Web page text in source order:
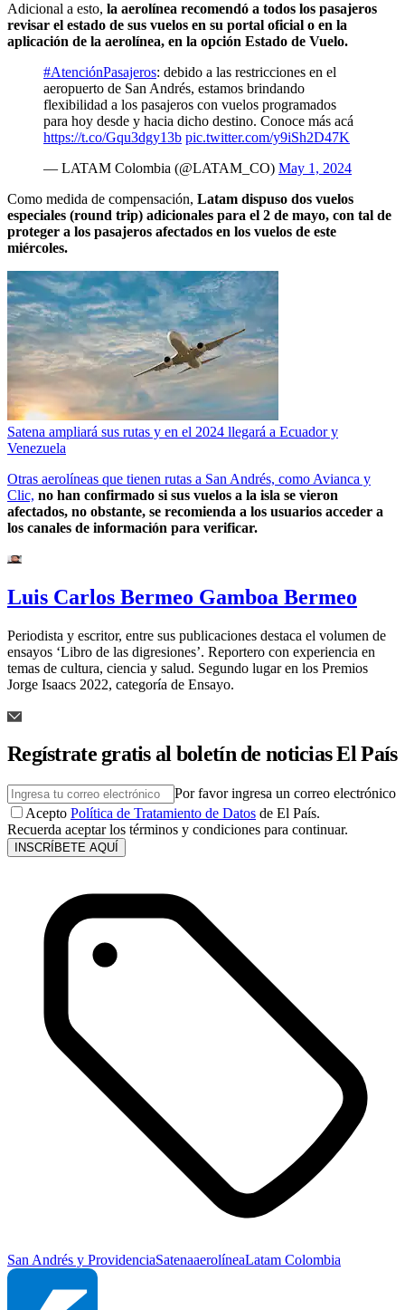
Adicional a esto, la aerolínea recomendó a todos los pasajeros
revisar el estado de sus vuelos en su portal oficial o en la
aplicación de la aerolínea, en la opción Estado de Vuelo.
#AtenciónPasajeros: debido a las restricciones en el
aeropuerto de San Andrés, estamos brindando
flexibilidad a los pasajeros con vuelos programados
para hoy desde y hacia dicho destino. Conoce más acá
https://t.co/Gqu3dgy13b pic.twitter.com/y9iSh2D47K
— LATAM Colombia (@LATAM_CO) May 1, 2024
Como medida de compensación, Latam dispuso dos vuelos
especiales (round trip) adicionales para el 2 de mayo, con tal de
proteger a los pasajeros afectados en los vuelos de este
miércoles.
Satena ampliará sus rutas y en el 2024 llegará a Ecuador y
Venezuela
Otras aerolíneas que tienen rutas a San Andrés, como Avianca y
Clic, no han confirmado si sus vuelos a la isla se vieron
afectados, no obstante, se recomienda a los usuarios acceder a
los canales de información para verificar.
Luis Carlos Bermeo Gamboa Bermeo
Periodista y escritor, entre sus publicaciones destaca el volumen de
ensayos ‘Libro de las digresiones’. Reportero con experiencia en
temas de cultura, ciencia y salud. Segundo lugar en los Premios
Jorge Isaacs 2022, categoría de Ensayo.
Regístrate gratis al boletín de noticias El País
Por favor ingresa un correo electrónico
Acepto Política de Tratamiento de Datos de El País.
Recuerda aceptar los términos y condiciones para continuar.
INSCRÍBETE AQUÍ
San Andrés y ProvidenciaSatenaaerolíneaLatam Colombia